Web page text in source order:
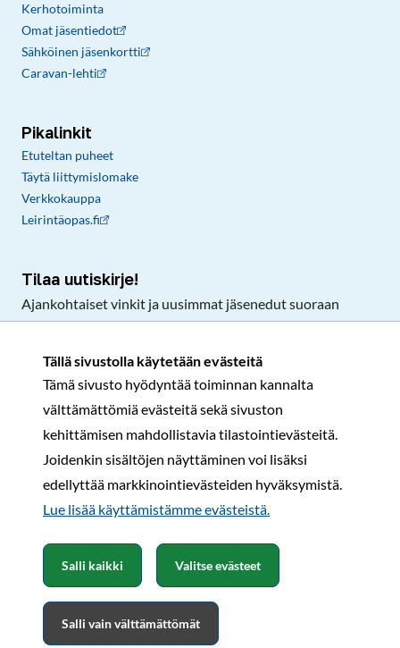
Tällä sivustolla käytetään evästeitä
Tämä sivusto hyödyntää toiminnan kannalta
välttämättömiä evästeitä sekä sivuston
kehittämisen mahdollistavia tilastointievästeitä.
Joidenkin sisältöjen näyttäminen voi lisäksi
edellyttää markkinointievästeiden hyväksymistä.
Lue lisää käyttämistämme evästeistä.​​​​​​
Salli kaikki
Salli vain välttämättömät
Valitse evästeet
Kerhotoiminta
Omat jäsentiedot
Sähköinen jäsenkortti
Caravan-lehti
Pikalinkit
Etuteltan puheet
Täytä liittymislomake
Verkkokauppa
Leirintäopas.fi
Tilaa uutiskirje!
Ajankohtaiset vinkit ja uusimmat jäsenedut suoraan
Rekisteri- ja tietosuojaselosteSopimusehdot